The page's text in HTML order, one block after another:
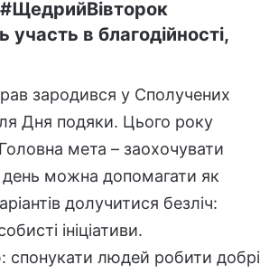
#ЩедрийВівторок
в благодійності,
зародився у Сполучених
Дня подяки. Цього року
мета – заохочувати
можна допомагати як
долучитися безліч:
ініціативи.
спонукати людей робити добрі